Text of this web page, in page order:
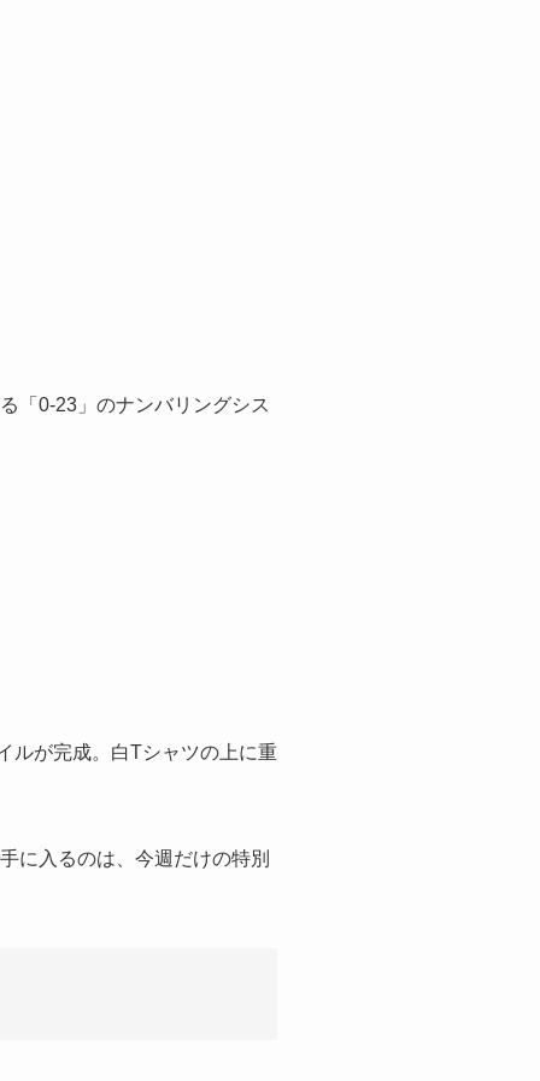
「0-23」のナンバリングシス
ルが完成。白Tシャツの上に重
に入るのは、今週だけの特別